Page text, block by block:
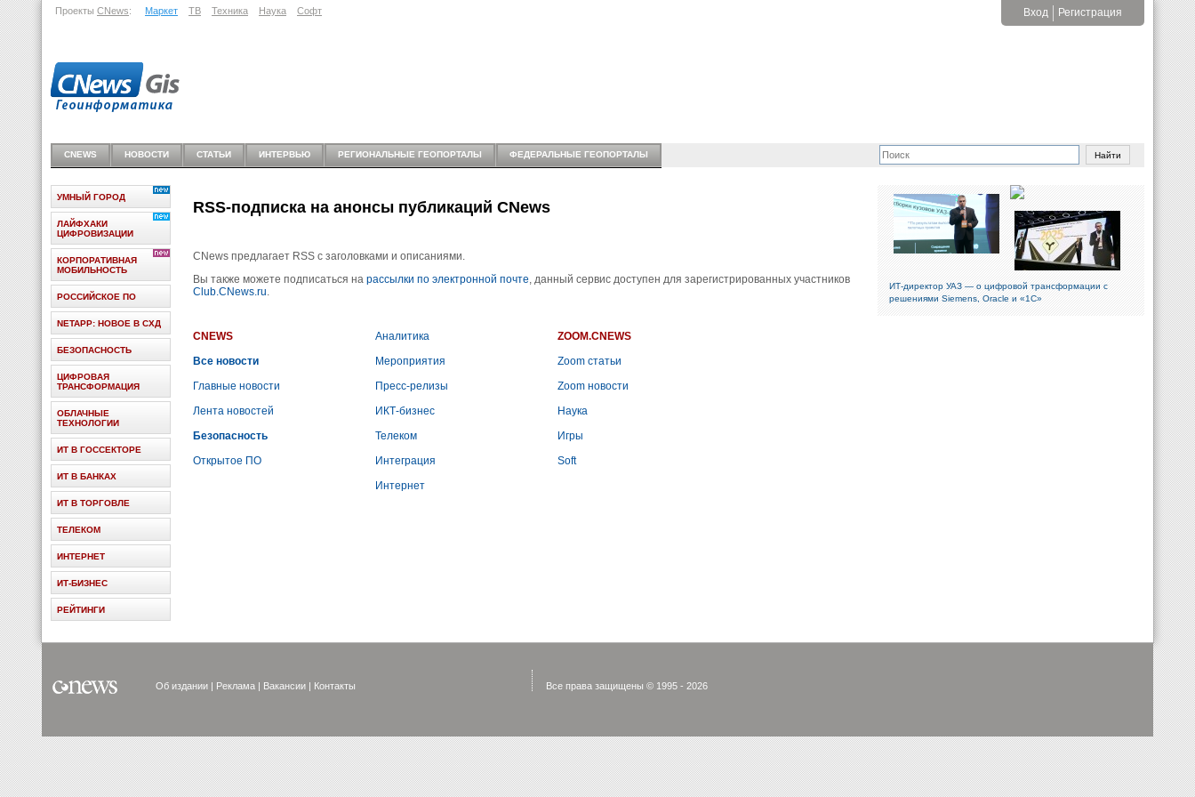
Вход Регистрация
Проекты CNews: Маркет ТВ Техника Наука Софт
CNEWS НОВОСТИ СТАТЬИ ИНТЕРВЬЮ РЕГИОНАЛЬНЫЕ ГЕОПОРТАЛЫ ФЕДЕРАЛЬНЫЕ ГЕОПОРТАЛЫ
RSS-подписка на анонсы публикаций CNews
CNews предлагает RSS с заголовками и описаниями.
Вы также можете подписаться на рассылки по электронной почте, данный сервис доступен для зарегистрированных участников
Club.CNews.ru.
CNEWS
Все новости
Главные новости
Лента новостей
Безопасность
Открытое ПО
Аналитика
Мероприятия
Пресс-релизы
ИКТ-бизнес
Телеком
Интеграция
Интернет
ZOOM.CNEWS
Zoom статьи
Zoom новости
Наука
Игры
Soft
ИТ-директор УАЗ — о цифровой трансформации с
решениями Siemens, Oracle и «1С»
УМНЫЙ ГОРОД
ЛАЙФХАКИ
ЦИФРОВИЗАЦИИ
КОРПОРАТИВНАЯ
МОБИЛЬНОСТЬ
РОССИЙСКОЕ ПО
NETAPP: НОВОЕ В СХД
БЕЗОПАСНОСТЬ
ЦИФРОВАЯ
ТРАНСФОРМАЦИЯ
ОБЛАЧНЫЕ
ТЕХНОЛОГИИ
ИТ В ГОССЕКТОРЕ
ИТ В БАНКАХ
ИТ В ТОРГОВЛЕ
ТЕЛЕКОМ
ИНТЕРНЕТ
ИТ-БИЗНЕС
РЕЙТИНГИ
Об издании Реклама Вакансии Контакты Все права защищены © 1995 - 2026